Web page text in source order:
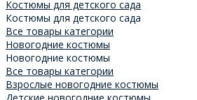
Костюмы для детского сада
Костюмы для детского сада
Все товары категории
Новогодние костюмы
Новогодние костюмы
Все товары категории
Взрослые новогодние костюмы